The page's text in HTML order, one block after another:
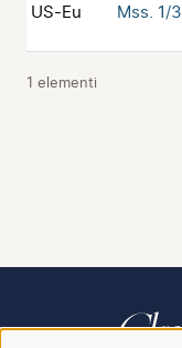
US-Eu
Mss. 1/3
1 elementi